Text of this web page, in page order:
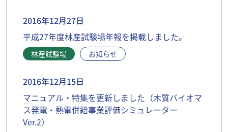
2016年12月27日
平成27年度林産試験場年報を掲載しました。
林産試験場 お知らせ
2016年12月15日
マニュアル・特集を更新しました（木質バイオマ
ス発電・熱電併給事業評価シミュレーター
Ver.2）